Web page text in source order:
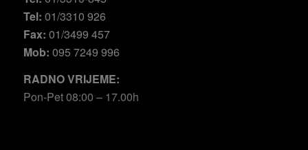
Tel: 01/3310 926
Fax: 01/3499 457
Mob: 095 7249 996
RADNO VRIJEME:
Pon-Pet 08:00 – 17.00h